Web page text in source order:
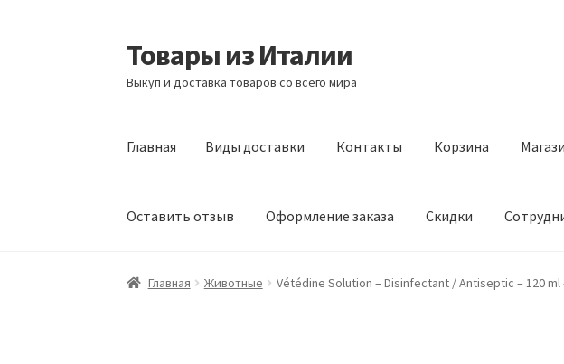
Перейти
к
навигации
Перейти
к
содержимому
Товары из Италии
Выкуп и доставка товаров со всего мира
Главная Виды доставки Контакты Корзина
Оставить отзыв Оформление заказа Скидки
Главная Виды доставки Контакты Корзина Магазин Мой аккаунт
Главная Животные Vétédine Solution – Disinfectant / Antiseptic – 120 ml